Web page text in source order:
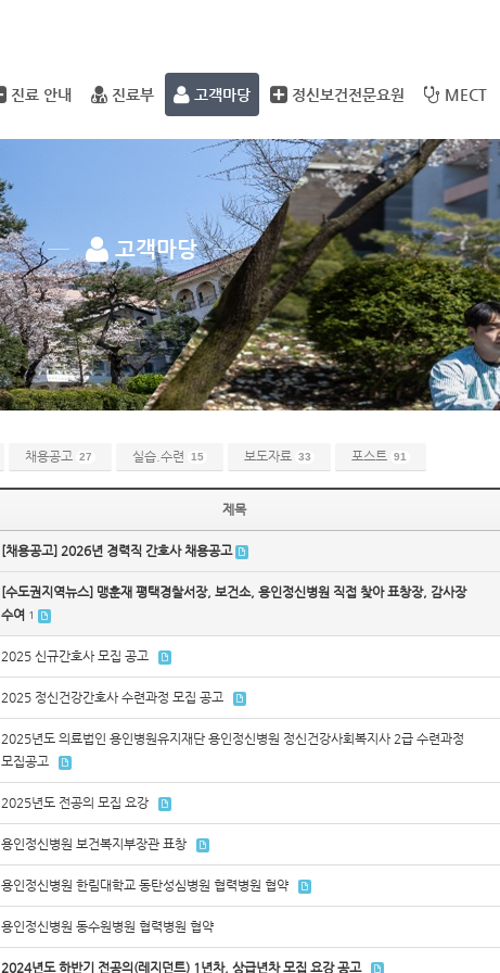
진료 안내 진료부 고객마당 정신보건전문요원 MECT
고객마당
채용공고 27 실습.수련 15 보도자료 33 포스트 91
제목
[채용공고] 2026년 경력직 간호사 채용공고
[수도권지역뉴스] 맹훈재 평택경찰서장, 보건소, 용인정신병원 직접 찾아 표창장, 감사장
수여 1
2025 신규간호사 모집 공고
2025 정신건강간호사 수련과정 모집 공고
2025년도 의료법인 용인병원유지재단 용인정신병원 정신건강사회복지사 2급 수련과정
모집공고
2025년도 전공의 모집 요강
용인정신병원 보건복지부장관 표창
용인정신병원 한림대학교 동탄성심병원 협력병원 협약
용인정신병원 동수원병원 협력병원 협약
2024년도 하반기 전공의(레지던트) 1년차, 상급년차 모집 요강 공고